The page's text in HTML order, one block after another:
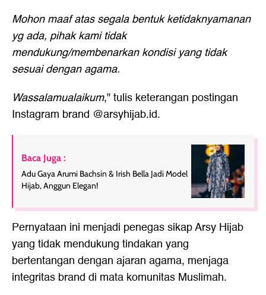
Mohon maaf atas segala bentuk ketidaknyamanan
yg ada, pihak kami tidak
mendukung/membenarkan kondisi yang tidak
sesuai dengan agama.
Wassalamualaikum," tulis keterangan postingan
Instagram brand @arsyhijab.id.
Baca Juga :
Adu Gaya Arumi Bachsin & Irish Bella Jadi Model
Hijab, Anggun Elegan!
Pernyataan ini menjadi penegas sikap Arsy Hijab
yang tidak mendukung tindakan yang
bertentangan dengan ajaran agama, menjaga
integritas brand di mata komunitas Muslimah.